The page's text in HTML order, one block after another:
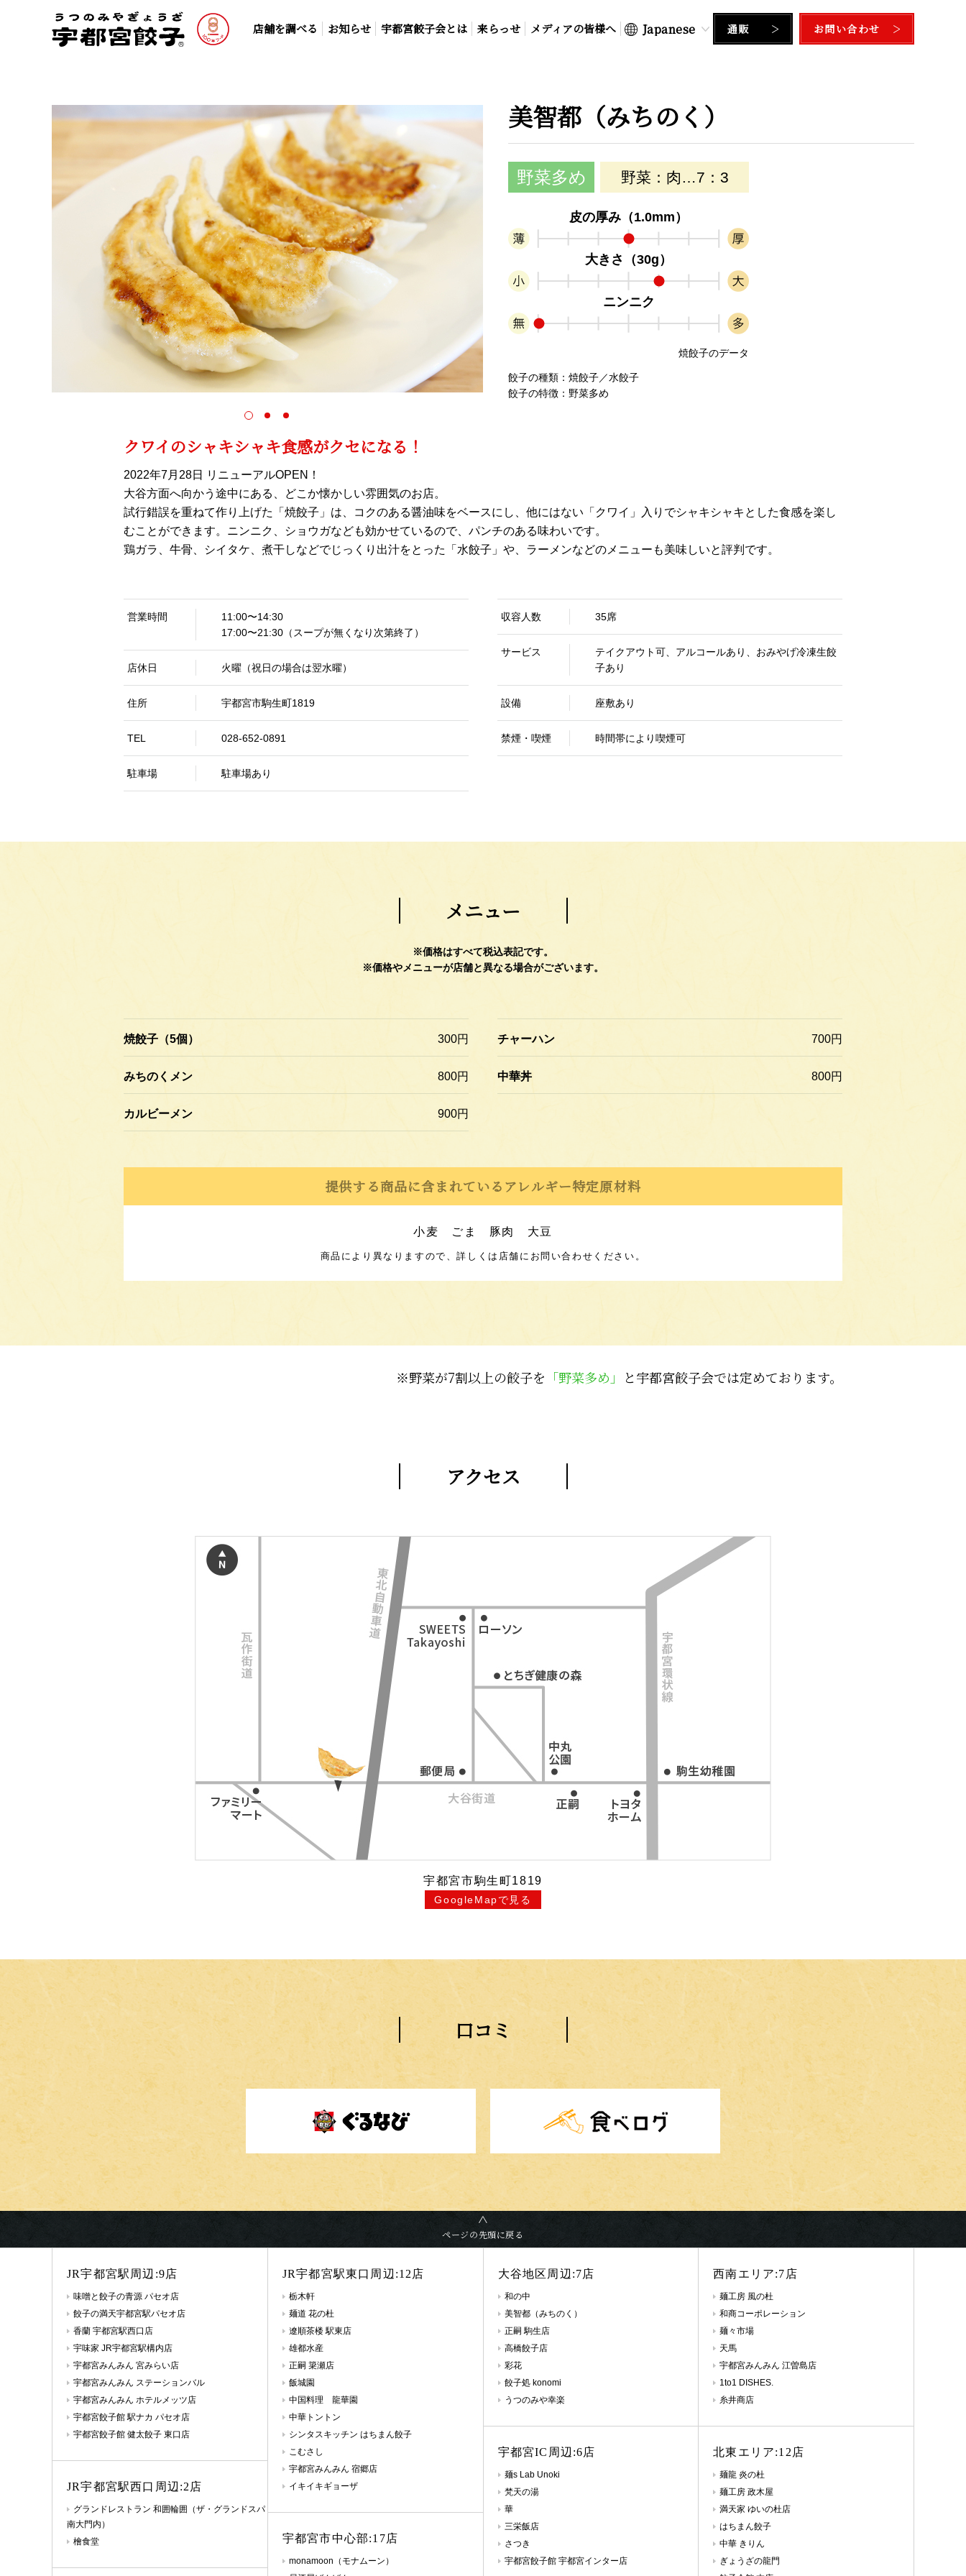
店舗を調べる お知らせ 宇都宮餃子会とは 来らっせ メディアの皆様へ 通販 お問い合わせ
美智都（みちのく）
野菜多め 野菜：肉…7：3
皮の厚み（1.0mm）
大きさ（30g）
ニンニク
焼餃子のデータ
餃子の種類： 焼餃子／水餃子
餃子の特徴： 野菜多め
クワイのシャキシャキ食感がクセになる！
2022年7月28日 リニューアルOPEN！
大谷方面へ向かう途中にある、どこか懐かしい雰囲気のお店。
試行錯誤を重ねて作り上げた「焼餃子」は、コクのある醤油味をベースにし、他にはない「クワイ」入りでシャキシャキとした食感を楽し
むことができます。ニンニク、ショウガなども効かせているので、パンチのある味わいです。
鶏ガラ、牛骨、シイタケ、煮干しなどでじっくり出汁をとった「水餃子」や、ラーメンなどのメニューも美味しいと評判です。
営業時間
11:00〜14:30
17:00〜21:30（スープが無くなり次第終了）
店休日 火曜（祝日の場合は翌水曜）
住所 宇都宮市駒生町1819
TEL 028-652-0891
駐車場 駐車場あり
収容人数 35席
サービス
テイクアウト可、アルコールあり、おみやげ冷凍生餃
子あり
設備 座敷あり
禁煙・喫煙 時間帯により喫煙可
メニュー
※価格はすべて税込表記です。
※価格やメニューが店舗と異なる場合がございます。
焼餃子（5個） 300円
みちのくメン 800円
カルビーメン 900円
チャーハン 700円
中華丼 800円
提供する商品に含まれているアレルギー特定原材料
小麦 ごま 豚肉 大豆
商品により異なりますので、詳しくは店舗に お問い合わせください。
※野菜が7割以上の餃子を 「野菜多め」 と宇都宮餃子会では定めております。
アクセス
宇都宮市駒生町1819
GoogleMapで見る
口コミ
ページの先頭に戻る
JR宇都宮駅周辺:9店
味噌と餃子の青源 パセオ店
餃子の満天宇都宮駅パセオ店
香蘭 宇都宮駅西口店
宇味家 JR宇都宮駅構内店
宇都宮みんみん 宮みらい店
宇都宮みんみん ステーションバル
宇都宮みんみん ホテルメッツ店
宇都宮餃子館 駅ナカ パセオ店
宇都宮餃子館 健太餃子 東口店
JR宇都宮駅西口周辺:2店
グランドレストラン 和囲輪囲（ザ・グランドスパ
南大門内）
檜食堂
JR宇都宮駅東口周辺:12店
栃木軒
麺道 花の杜
遼順茶楼 駅東店
雄都水産
正嗣 簗瀬店
飯城園
中国料理 龍華園
中華トントン
シンタスキッチン はちまん餃子
こむさし
宇都宮みんみん 宿郷店
イキイキギョーザ
宇都宮市中心部:17店
monamoon（モナムーン）
大谷地区周辺:7店
和の中
美智都（みちのく）
正嗣 駒生店
高橋餃子店
彩花
餃子処 konomi
うつのみや幸楽
宇都宮IC周辺:6店
麺s Lab Unoki
梵天の湯
華
三栄飯店
さつき
宇都宮餃子館 宇都宮インター店
西南エリア:7店
麺工房 風の杜
和商コーポレーション
麺々市場
天馬
宇都宮みんみん 江曽島店
1to1 DISHES.
糸井商店
北東エリア:12店
麺龍 炎の杜
麺工房 政木屋
満天家 ゆいの杜店
はちまん餃子
中華 きりん
ぎょうざの龍門